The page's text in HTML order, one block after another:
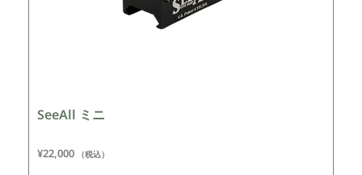
SeeAll ミニ
¥22,000 （税込）